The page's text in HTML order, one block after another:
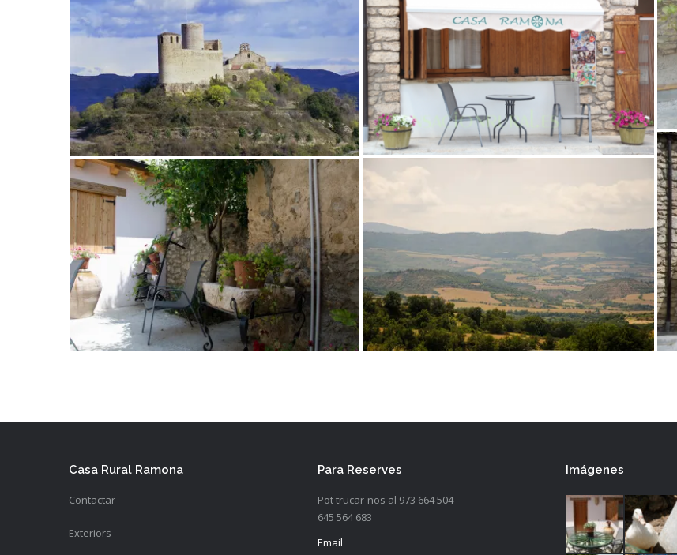
Casa Rural Ramona
Contactar
Exteriors
Para Reserves
Pot trucar-nos al 973 664 504
645 564 683
Email
Imágenes